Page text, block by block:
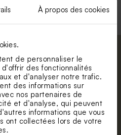
À propos des cookies
de personnaliser le
des fonctionnalités
et d'analyser notre trafic.
des informations sur
nos partenaires de
et d'analyse, qui peuvent
informations que vous
ont collectées lors de votre
Valisette dinosaure
géométrique
et restez
: bénéficiez de 5%